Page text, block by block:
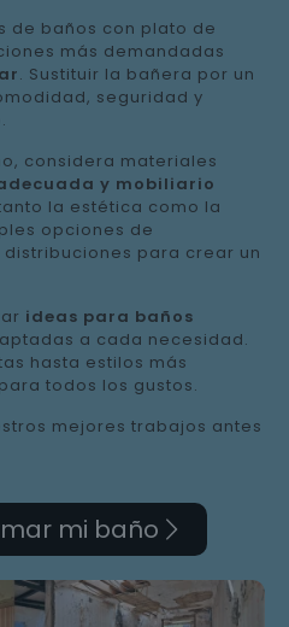
de baños con plato de
más demandadas
. Sustituir la bañera por un
seguridad y
considera materiales
y mobiliario
la estética como la
opciones de
para crear un
ideas para baños
a cada necesidad.
hasta estilos más
todos los gustos.
mejores trabajos antes
mi baño